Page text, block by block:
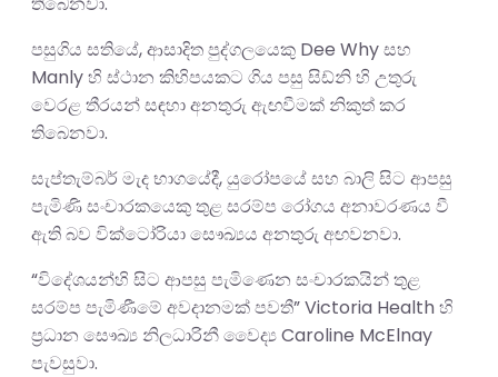
පසුගිය සතියේ, ආසාදිත පුද්ගලයෙකු Dee Why සහ
Manly හි ස්ථාන කිහිපයකට ගිය පසු සිඩ්නි හි උතුරු
වෙරළ තීරයන් සඳහා අනතුරු ඇඟවීමක් නිකුත් කර
තිබෙනවා.
සැප්තැම්බර් මැද භාගයේදී, යුරෝපයේ සහ බාලි සිට ආපසු
පැමිණි සංචාරකයෙකු තුළ සරම්ප රෝගය අනාවරණය වී
ඇති බව වික්ටෝරියා සෞඛ්‍යය අනතුරු අඟවනවා.
“විදේශයන්හි සිට ආපසු පැමිණෙන සංචාරකයින් තුළ
සරම්ප පැමිණීමේ අවදානමක් පවතී” Victoria Health හි
ප්‍රධාන සෞඛ්‍ය නිලධාරිනී වෛද්‍ය Caroline McElnay
පැවසුවා.